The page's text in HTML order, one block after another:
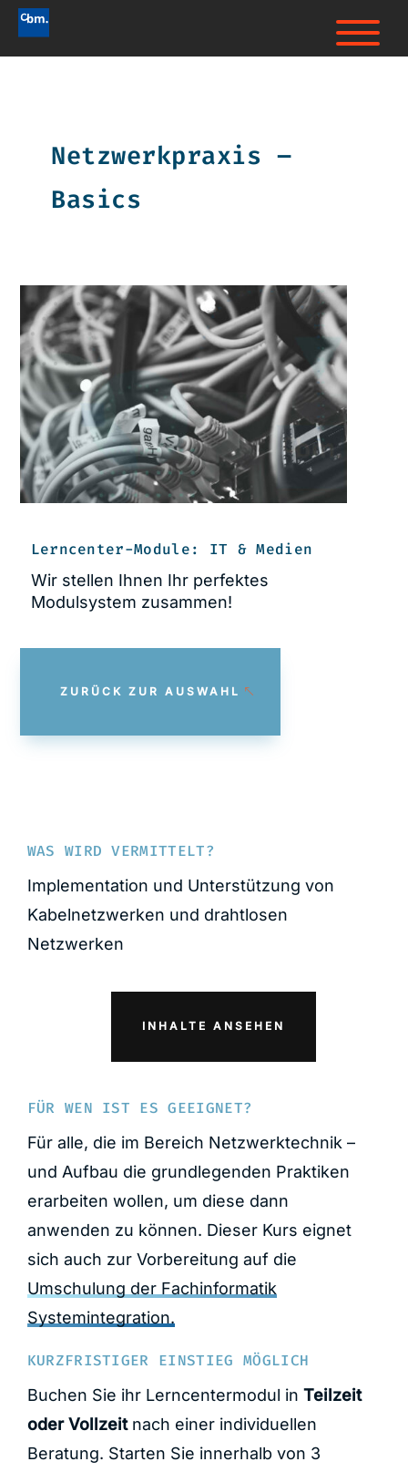
Netzwerkpraxis –
Basics
Lerncenter-Module: IT & Medien
Wir stellen Ihnen Ihr perfektes
Modulsystem zusammen!
ZURÜCK ZUR AUSWAHL
WAS WIRD VERMITTELT?
Implementation und Unterstützung von
Kabelnetzwerken und drahtlosen
Netzwerken
INHALTE ANSEHEN
FÜR WEN IST ES GEEIGNET?
Für alle, die im Bereich Netzwerktechnik –
und Aufbau die grundlegenden Praktiken
erarbeiten wollen, um diese dann
anwenden zu können. Dieser Kurs eignet
sich auch zur Vorbereitung auf die
Umschulung der Fachinformatik
Systemintegration.
KURZFRISTIGER EINSTIEG MÖGLICH
Buchen Sie ihr Lerncentermodul in Teilzeit
oder Vollzeitnach einer individuellen
Beratung. Starten Sie innerhalb von 3